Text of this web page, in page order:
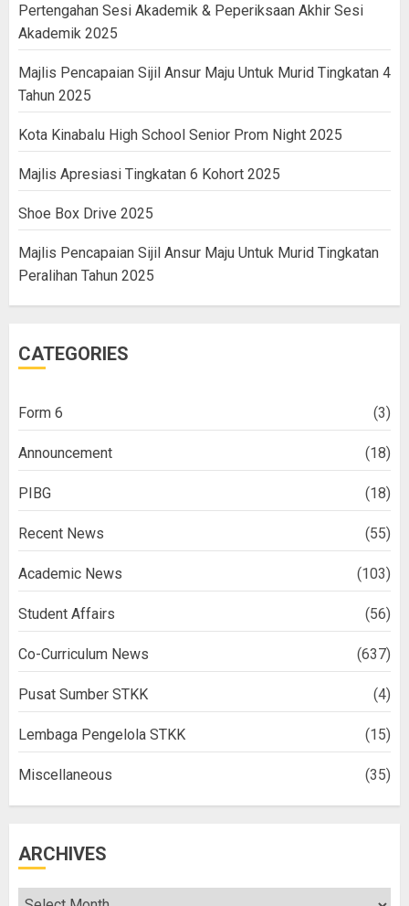
Pertengahan Sesi Akademik & Peperiksaan Akhir Sesi
Akademik 2025
Majlis Pencapaian Sijil Ansur Maju Untuk Murid Tingkatan 4
Tahun 2025
Kota Kinabalu High School Senior Prom Night 2025
Majlis Apresiasi Tingkatan 6 Kohort 2025
Shoe Box Drive 2025
Majlis Pencapaian Sijil Ansur Maju Untuk Murid Tingkatan
Peralihan Tahun 2025
CATEGORIES
Form 6 (3)
Announcement (18)
PIBG (18)
Recent News (55)
Academic News (103)
Student Affairs (56)
Co-Curriculum News (637)
Pusat Sumber STKK (4)
Lembaga Pengelola STKK (15)
Miscellaneous (35)
ARCHIVES